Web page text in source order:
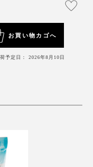
ほうではありません
上り後は、めったに
マホを見ようとした
お買い物カゴへ
予定日： 2026年8月10日